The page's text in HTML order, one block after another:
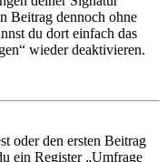
Beitrag dennoch ohne
du dort einfach das
wieder deaktivieren.
oder den ersten Beitrag
ein Register „Umfrage